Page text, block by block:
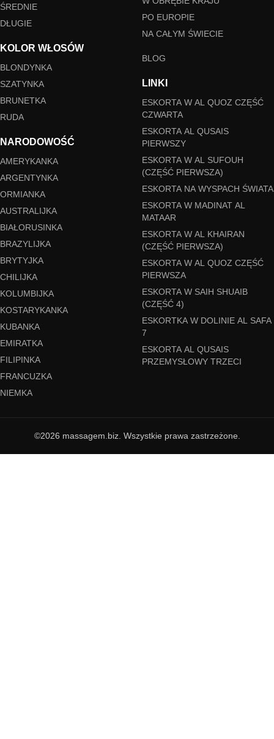
ŚREDNIE
DŁUGIE
KOLOR WŁOSÓW
BLONDYNKA
SZATYNKA
BRUNETKA
RUDA
NARODOWOŚĆ
AMERYKANKA
ARGENTYNKA
ORMIANKA
AUSTRALIJKA
BIAŁORUSINKA
BRAZYLIJKA
BRYTYJKA
CHILIJKA
KOLUMBIJKA
KOSTARYKANKA
KUBANKA
EMIRATKA
FILIPINKA
FRANCUZKA
NIEMKA
PO EUROPIE
NA CAŁYM ŚWIECIE
BLOG
LINKI
ESKORTA W AL QUOZ CZĘŚĆ
CZWARTA
ESKORTA AL QUSAIS
PIERWSZY
ESKORTA W AL SUFOUH
(CZĘŚĆ PIERWSZA)
ESKORTA NA WYSPACH ŚWIATA
ESKORTA W MADINAT AL
MATAAR
ESKORTA W AL KHAIRAN
(CZĘŚĆ PIERWSZA)
ESKORTA W AL QUOZ CZĘŚĆ
PIERWSZA
ESKORTA W SAIH SHUAIB
(CZĘŚĆ 4)
ESKORTKA W DOLINIE AL SAFA
7
ESKORTA AL QUSAIS
PRZEMYSŁOWY TRZECI
©2026 massagem.biz. Wszystkie prawa zastrzeżone.